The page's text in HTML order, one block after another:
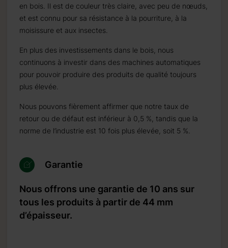
en bois. Il est de couleur très claire, avec peu de nœuds,
et est connu pour sa résistance à la pourriture, à la
moisissure et aux insectes.
En plus des investissements dans le bois, nous
continuons à investir dans des machines automatiques
pour pouvoir produire des produits de qualité toujours
plus élevée.
Nous pouvons fièrement affirmer que notre taux de
retour ou de défaut est inférieur à 0,5 %, tandis que la
norme de l’industrie est 10 fois plus élevée, soit 5 %.
Garantie
Nous offrons une garantie de 10 ans sur
tous les produits à partir de 44 mm
d’épaisseur.